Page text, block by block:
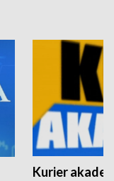
Kurier